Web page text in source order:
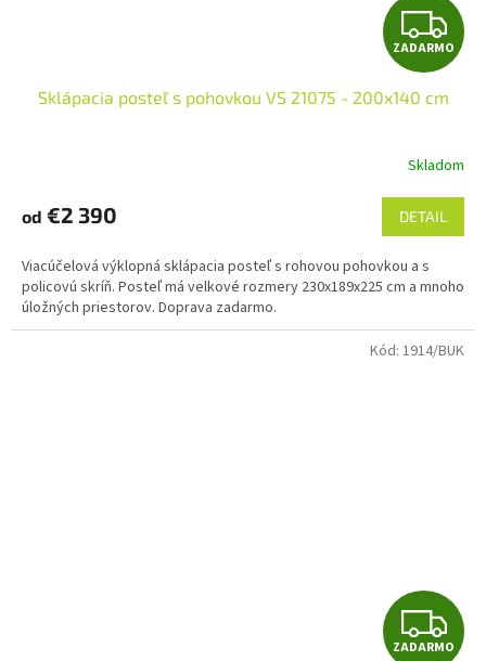
Z
A
D
A
R
M
O
ZADARMO
Sklápacia posteľ s pohovkou VS 21075 - 200x140 cm
produktu
je
z
5
hviezdičiek.
Skladom
od €2 390 DETAIL
Viacúčelová výklopná sklápacia posteľ s rohovou pohovkou a s
policovú skríň. Posteľ má velkové rozmery 230x189x225 cm a mnoho
úložných priestorov. Doprava zadarmo.
Z
ZADARMO
Kód: 1914/BUK